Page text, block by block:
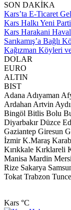
SON DAKİKA
Kars’ta E-Ticaret
Kars Halkı Yeni
Kars Harakani
Sarıkamış’a Bağlı
Kağızman Köyleri
DOLAR
EURO
ALTIN
BIST
Adana Adıyaman
Ardahan Artvin
Bingöl Bitlis Bolu
Diyarbakır Düzce
Gaziantep Giresun
İzmir K.Maraş
Kırıkkale Kırklareli
Manisa Mardin
Rize Sakarya
Tokat Trabzon
Kars °C